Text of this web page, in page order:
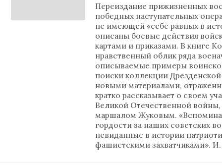
Переиздание прижизненных
победных наступательных
не имеющей «себе равных в
описаны боевые действия
картами и приказами. В книге
нравственный облик ряда
описываемые примеры
поиски коллекции
новыми материалами,
кратко рассказывает о своем
Великой Отечественной
маршалом Жуковым.
гордости за наших советских
невиданные в истории
фашистскими захватчиками».